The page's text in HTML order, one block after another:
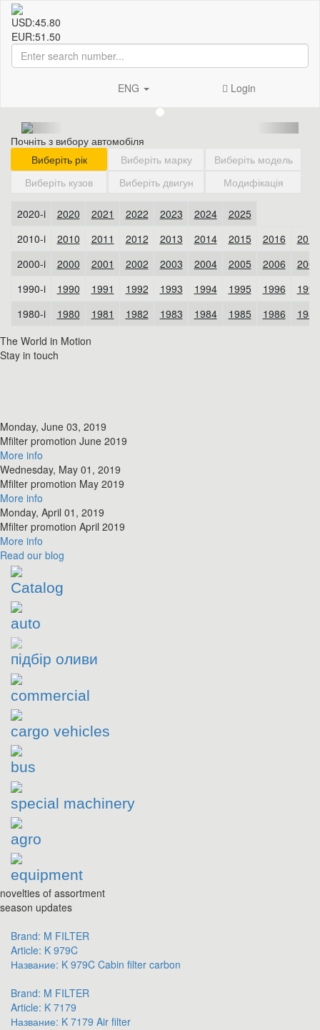
USD:45.80
EUR:51.50
ENG Login
Почніть з вибору автомобіля
The World in Motion
Stay in touch
Monday, June 03, 2019
​Mfilter promotion June 2019
More info
Wednesday, May 01, 2019
​Mfilter promotion May 2019
More info
Monday, April 01, 2019
​Mfilter promotion April 2019
More info
Read our blog
Catalog
auto
підбір оливи
commercial
cargo vehicles
bus
special machinery
agro
equipment
novelties of assortment
season updates
Brand: M FILTER
Article: K 979C
Название: K 979C Cabin filter carbon
Brand: M FILTER
Article: K 7179
Название: K 7179 Air filter